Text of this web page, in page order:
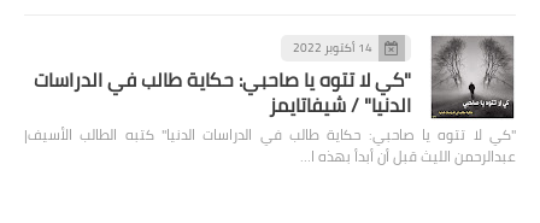
14 أكتوبر 2022
"كي لا تتوه يا صاحبي: حكاية طالب في الدراسات
الدنيا" / شيفاتايمز
"كي لا تتوه يا صاحبي: حكاية طالب في الدراسات الدنيا" كتبه الطالب الأسيف|
عبدالرحمن الليث قبل أن أبدأ بهذه ا…